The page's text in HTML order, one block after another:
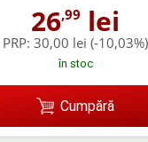
26,99 lei
PRP: 30,00 lei (-10,03%)
în stoc
Cumpără